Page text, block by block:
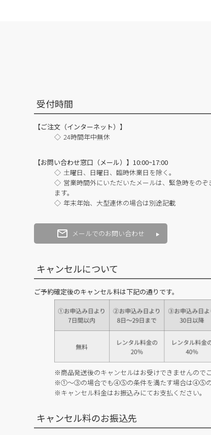
受付時間
【ご注文（インターネット）】
24時間年中無休
【お問い合わせ窓口（メール）】10:00~17:00
土曜日、日曜日、臨時休業日を除く。
営業時間外にいただいたメールは、緊急時をの
ます。
年末年始、大型連休の場合は別途記載
メールでのお問い合わせ
キャンセルについて
ご予約確定後のキャンセル料は下記の通りです。
※商品発送後のキャンセルはお受けできませんので
※①～③の場合でも④⑤の条件を満たす場合は④⑤の
※キャンセル料金はお振込みにてお支払ください。
キャンセル料のお振込先